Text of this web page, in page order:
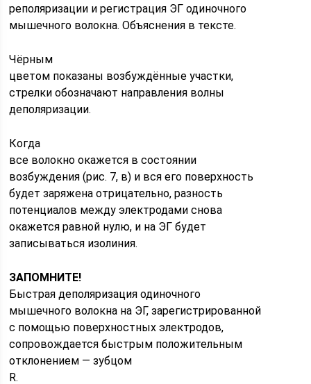
реполяризации и регистрация ЭГ одиночного
мышечного волокна. Объяснения в тексте.
Чёрным
цветом показаны возбуждённые участки,
стрелки обозначают направления волны
деполяризации.
Когда
все волокно окажется в состоянии
возбуждения (рис. 7, в) и вся его поверхность
будет заряжена отрицательно, разность
потенциалов между электродами снова
окажется равной нулю, и на ЭГ будет
записываться изолиния.
ЗАПОМНИТЕ!
Быстрая деполяризация одиночного
мышечного волокна на ЭГ, зарегистрированной
с помощью поверхностных электродов,
сопровождается быстрым положительным
отклонением — зубцом
R.